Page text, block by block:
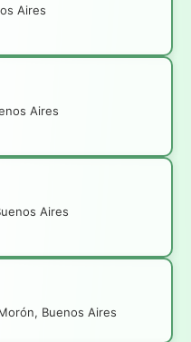
Aires
Aires
Aires
Buenos Aires